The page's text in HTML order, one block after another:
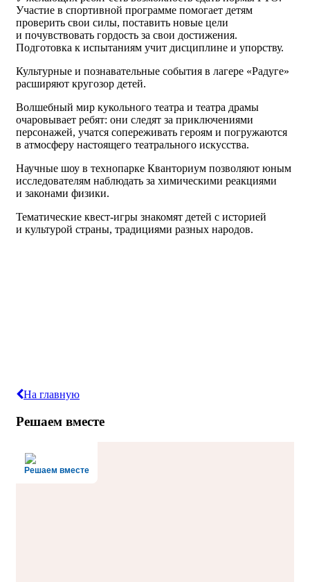
Участие в спортивной программе помогает детям
проверить свои силы, поставить новые цели
и почувствовать гордость за свои достижения.
Подготовка к испытаниям учит дисциплине и упорству.
Культурные и познавательные события в лагере «Радуге»
расширяют кругозор детей.
Волшебный мир кукольного театра и театра драмы
очаровывает ребят: они следят за приключениями
персонажей, учатся сопереживать героям и погружаются
в атмосферу настоящего театрального искусства.
Научные шоу в технопарке Кванториум позволяют юным
исследователям наблюдать за химическими реакциями
и законами физики.
Тематические квест‑игры знакомят детей с историей
и культурой страны, традициями разных народов.
На главную
Решаем вместе
Решаем вместе